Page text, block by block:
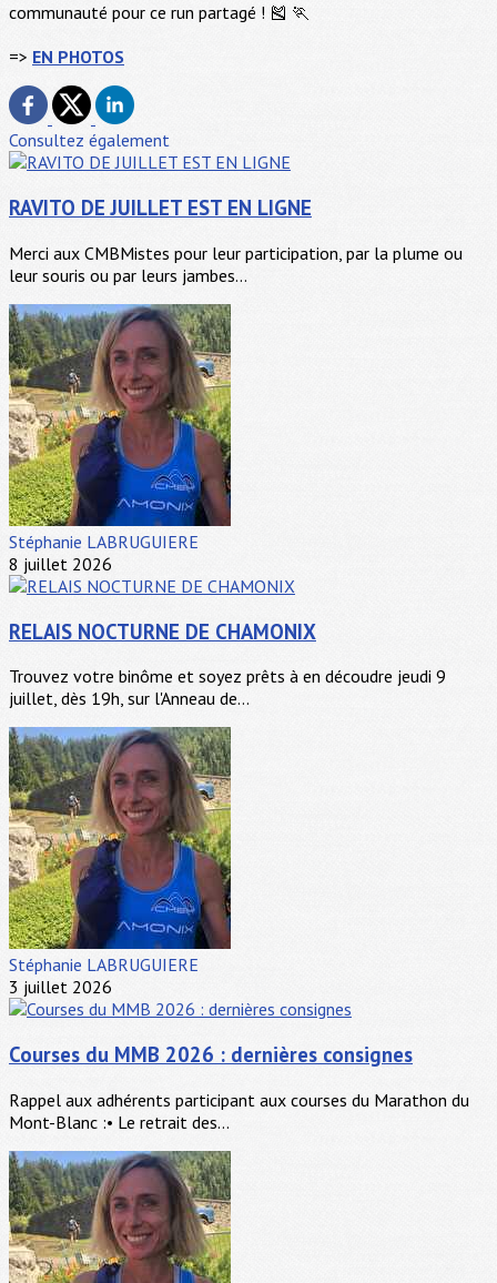
communauté pour ce run partagé ! 🎽 🏃
=> EN PHOTOS
Consultez également
RAVITO DE JUILLET EST EN LIGNE
Merci aux CMBMistes pour leur participation, par la plume ou
leur souris ou par leurs jambes...
Stéphanie LABRUGUIERE
8 juillet 2026
RELAIS NOCTURNE DE CHAMONIX
Trouvez votre binôme et soyez prêts à en découdre jeudi 9
juillet, dès 19h, sur l'Anneau de...
Stéphanie LABRUGUIERE
3 juillet 2026
Courses du MMB 2026 : dernières consignes
Rappel aux adhérents participant aux courses du Marathon du
Mont-Blanc :• Le retrait des...